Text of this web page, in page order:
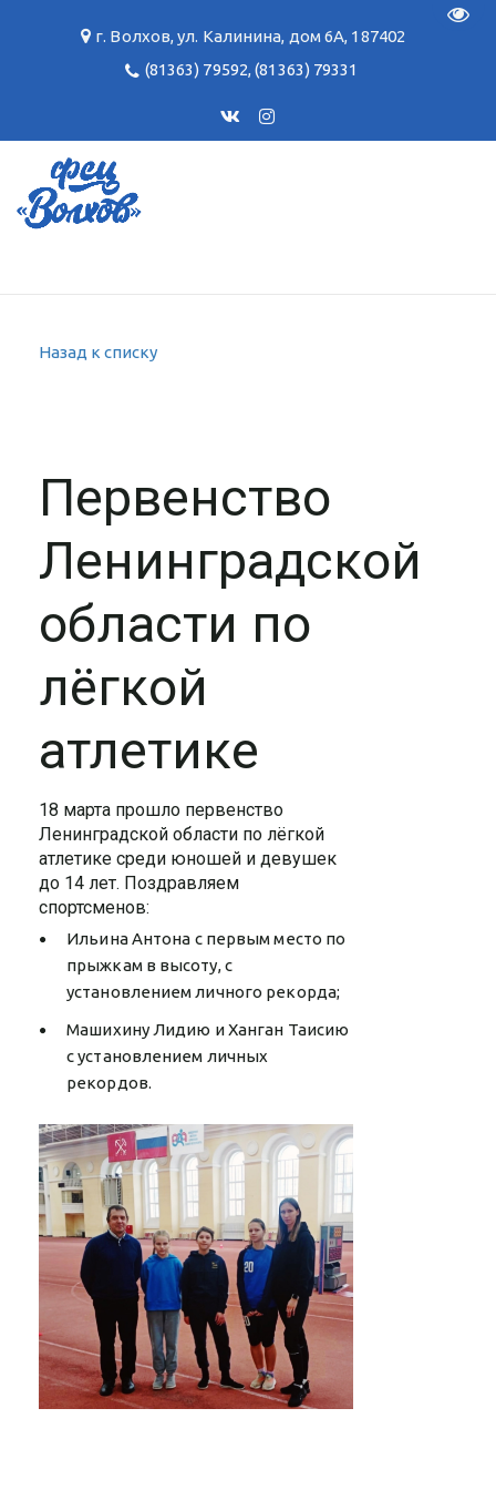
г. Волхов,ул. Калинина, дом 6А, 187402
(81363) 79592,(81363) 79331
Назад к списку
Первенство
Ленинградской
области по
лёгкой
атлетике
18 марта прошло первенство
Ленинградской области по лёгкой
атлетике среди юношей и девушек
до 14 лет. Поздравляем
спортсменов:
Ильина Антона с первым место по
прыжкам в высоту, с
установлением личного рекорда;
Машихину Лидию и Ханган Таисию
с установлением личных
рекордов.